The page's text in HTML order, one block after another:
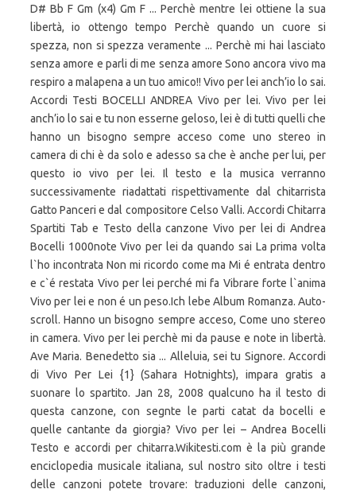
D# Bb F Gm (x4) Gm F ... Perchè mentre lei ottiene la sua
libertà, io ottengo tempo Perchè quando un cuore si
spezza, non si spezza veramente ... Perchè mi hai lasciato
senza amore e parli di me senza amore Sono ancora vivo ma
respiro a malapena a un tuo amico!! Vivo per lei anch’io lo sai.
Accordi Testi BOCELLI ANDREA Vivo per lei. Vivo per lei
anch’io lo sai e tu non esserne geloso, lei è di tutti quelli che
hanno un bisogno sempre acceso come uno stereo in
camera di chi è da solo e adesso sa che è anche per lui, per
questo io vivo per lei. Il testo e la musica verranno
successivamente riadattati rispettivamente dal chitarrista
Gatto Panceri e dal compositore Celso Valli. Accordi Chitarra
Spartiti Tab e Testo della canzone Vivo per lei di Andrea
Bocelli 1000note Vivo per lei da quando sai La prima volta
l`ho incontrata Non mi ricordo come ma Mi é entrata dentro
e c`é restata Vivo per lei perché mi fa Vibrare forte l`anima
Vivo per lei e non é un peso.Ich lebe Album Romanza. Auto-
scroll. Hanno un bisogno sempre acceso, Come uno stereo
in camera. Vivo per lei perchè mi da pause e note in libertà.
Ave Maria. Benedetto sia ... Alleluia, sei tu Signore. Accordi
di Vivo Per Lei {1} (Sahara Hotnights), impara gratis a
suonare lo spartito. Jan 28, 2008 qualcuno ha il testo di
questa canzone, con segnte le parti catat da bocelli e
quelle cantante da giorgia? Vivo per lei – Andrea Bocelli
Testo e accordi per chitarra.Wikitesti.com è la più grande
enciclopedia musicale italiana, sul nostro sito oltre i testi
delle canzoni potete trovare: traduzioni delle canzoni,